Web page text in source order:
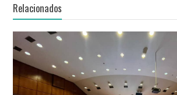
Relacionados